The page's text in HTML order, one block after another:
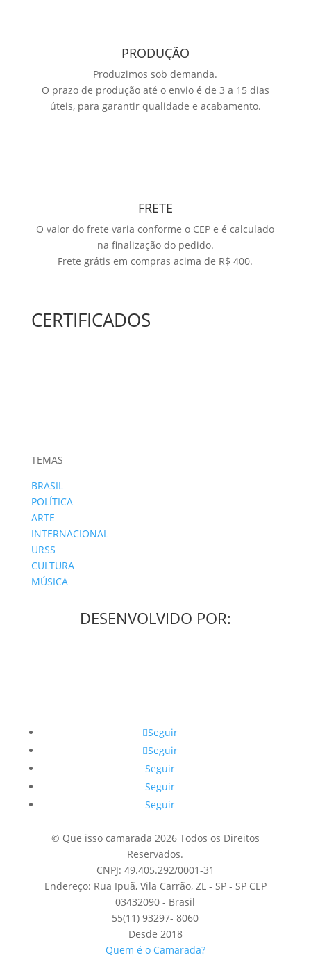
PRODUÇÃO
Produzimos sob demanda.
O prazo de produção até o envio é de 3 a 15 dias
úteis, para garantir qualidade e acabamento.
FRETE
O valor do frete varia conforme o CEP e é calculado
na finalização do pedido.
Frete grátis em compras acima de R$ 400.
CERTIFICADOS
TEMAS
BRASIL
POLÍTICA
ARTE
INTERNACIONAL
URSS
CULTURA
MÚSICA
DESENVOLVIDO POR:
Seguir
Seguir
Seguir
Seguir
Seguir
© Que isso camarada 2026 Todos os Direitos
Reservados.
CNPJ: 49.405.292/0001-31
Endereço: Rua Ipuã, Vila Carrão, ZL - SP - SP CEP
03432090 - Brasil
55(11) 93297- 8060
Desde 2018
Quem é o Camarada?